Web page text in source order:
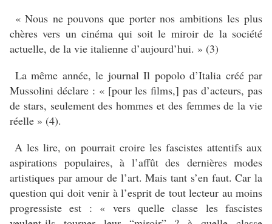
« Nous ne pouvons que porter nos ambitions les plus
chères vers un cinéma qui soit le miroir de la société
actuelle, de la vie italienne d’aujourd’hui. » (3)
La même année, le journal Il popolo d’Italia créé par
Mussolini déclare : « [pour les films,] pas d’acteurs, pas
de stars, seulement des hommes et des femmes de la vie
réelle » (4).
A les lire, on pourrait croire les fascistes attentifs aux
aspirations populaires, à l’affût des dernières modes
artistiques par amour de l’art. Mais tant s’en faut. Car la
question qui doit venir à l’esprit de tout lecteur au moins
progressiste est : « vers quelle classe les fascistes